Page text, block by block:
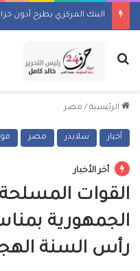
البنك المركزي يطرح أذون خزانة بقيمة 110
بحث عن
الرئيسية / مصر
أخبار سلايدر مصر
أخر الأخبار
القوات
الجمهورية
رأس السنة